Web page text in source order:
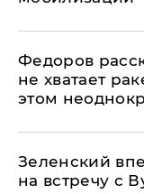
Федоров
не хватает
этом
Зеленский
на встречу с